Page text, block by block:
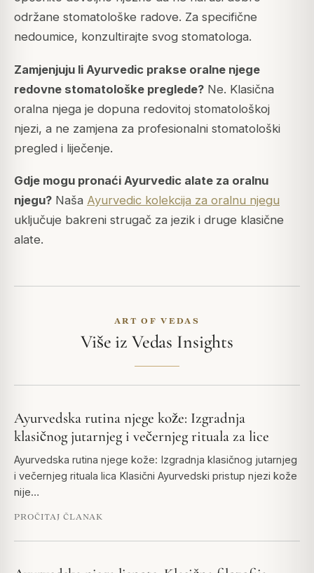
održane stomatološke radove. Za specifične
nedoumice, konzultirajte svog stomatologa.
Zamjenjuju li Ayurvedic prakse oralne njege
redovne stomatološke preglede? Ne. Klasična
oralna njega je dopuna redovitoj stomatološkoj
njezi, a ne zamjena za profesionalni stomatološki
pregled i liječenje.
Gdje mogu pronaći Ayurvedic alate za oralnu
njegu? Naša Ayurvedic kolekcija za oralnu njegu
uključuje bakreni strugač za jezik i druge klasične
alate.
ART OF VEDAS
Više iz Vedas Insights
Ayurvedska rutina njege kože: Izgradnja
klasičnog jutarnjeg i večernjeg rituala za lice
Ayurvedska rutina njege kože: Izgradnja klasičnog jutarnjeg
i večernjeg rituala lica Klasični Ayurvedski pristup njezi kože
nije…
PROČITAJ ČLANAK